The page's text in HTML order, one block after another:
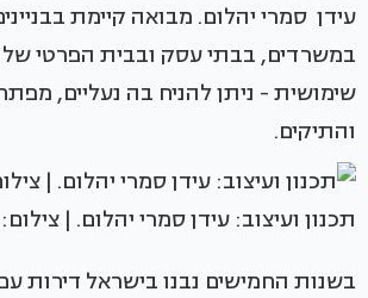
עידן סמרי יהלום. מבואה קיימת
במשרדים, בבתי עסק ובבית הפרטי
שימושית - ניתן להניח בה נעליים,
והתיקים.
‏‏תכנון ועיצוב: עידן סמרי יהלום. |
בשנות החמישים נבנו בישראל דירות